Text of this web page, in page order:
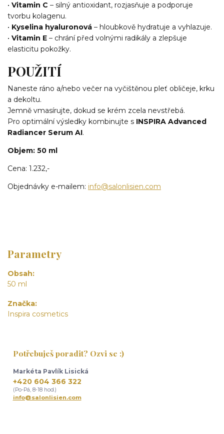
• Vitamin C – silný antioxidant, rozjasňuje a podporuje
tvorbu kolagenu.
• Kyselina hyaluronová – hloubkově hydratuje a vyhlazuje.
• Vitamin E – chrání před volnými radikály a zlepšuje
elasticitu pokožky.
POUŽITÍ
Naneste ráno a/nebo večer na vyčištěnou pleť obličeje, krku
a dekoltu.
Jemně vmasírujte, dokud se krém zcela nevstřebá.
Pro optimální výsledky kombinujte s INSPIRA Advanced
Radiancer Serum AI.
Objem: 50 ml
Cena: 1.232,-
Objednávky e-mailem: info@salonlisien.com
Parametry
Obsah
50 ml
Značka
Inspira cosmetics
Potřebuješ poradit? Ozvi se :)
Markéta Pavlík Lisická
+420 604 366 322
(Po-Pá, 8-18 hod.)
info@salonlisien.com